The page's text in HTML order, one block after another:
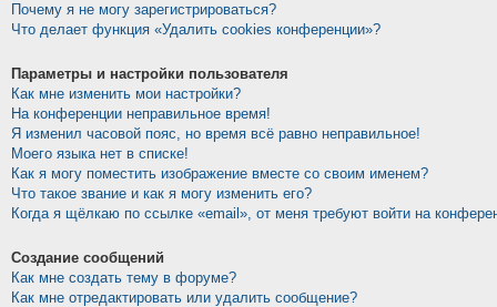
Почему я не могу зарегистрироваться?
Что делает функция «Удалить cookies конференции»?
Параметры и настройки пользователя
Как мне изменить мои настройки?
На конференции неправильное время!
Я изменил часовой пояс, но время всё равно неправильное!
Моего языка нет в списке!
Как я могу поместить изображение вместе со своим именем?
Что такое звание и как я могу изменить его?
Когда я щёлкаю по ссылке «email», от меня требуют войти на
Создание сообщений
Как мне создать тему в форуме?
Как мне отредактировать или удалить сообщение?